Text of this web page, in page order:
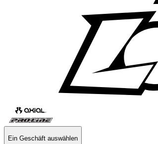
Ein Geschäft auswählen